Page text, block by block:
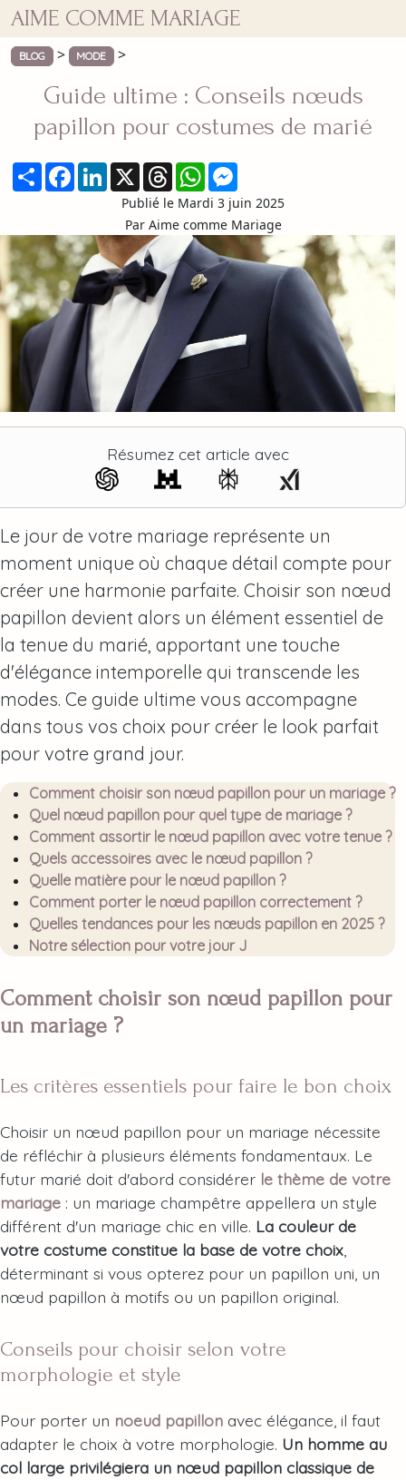
AIME COMME MARIAGE
BLOG > MODE >
Guide ultime : Conseils nœuds
papillon pour costumes de marié
PartagerFacebook
LinkedIn
X ThreadsWhatsApp
Publié le Mardi 3 juin 2025
Par Aime comme Mariage
Résumez cet article avec
Le jour de votre mariage représente un
moment unique où chaque détail compte pour
créer une harmonie parfaite. Choisir son nœud
papillon devient alors un élément essentiel de
la tenue du marié, apportant une touche
d'élégance intemporelle qui transcende les
modes. Ce guide ultime vous accompagne
dans tous vos choix pour créer le look parfait
pour votre grand jour.
Comment choisir son nœud papillon pour un mariage ?
Quel nœud papillon pour quel type de mariage ?
Comment assortir le nœud papillon avec votre tenue ?
Quels accessoires avec le nœud papillon ?
Quelle matière pour le nœud papillon ?
Comment porter le nœud papillon correctement ?
Quelles tendances pour les nœuds papillon en 2025 ?
Notre sélection pour votre jour J
Comment choisir son nœud papillon pour
un mariage ?
Les critères essentiels pour faire le bon choix
Choisir un nœud papillon pour un mariage nécessite
de réfléchir à plusieurs éléments fondamentaux. Le
futur marié doit d'abord considérer le thème de votre
mariage : un mariage champêtre appellera un style
différent d'un mariage chic en ville. La couleur de
votre costume constitue la base de votre choix
déterminant si vous opterez pour un papillon uni, un
nœud papillon à motifs ou un papillon original.
Conseils pour choisir selon votre
morphologie et style
Pour porter un noeud papillon avec élégance, il faut
adapter le choix à votre morphologie. Un homme au
col large privilégiera un nœud papillon classique de